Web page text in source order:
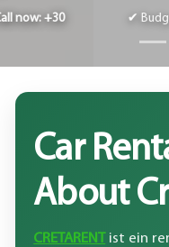
✔ Budget-friendly prices
Car
About
CRETARENTist ein